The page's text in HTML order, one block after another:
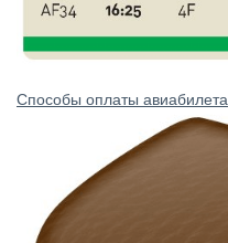
Способы оплаты авиабилета